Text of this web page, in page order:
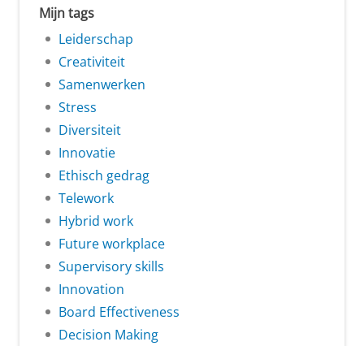
Mijn tags
Leiderschap
Creativiteit
Samenwerken
Stress
Diversiteit
Innovatie
Ethisch gedrag
Telework
Hybrid work
Future workplace
Supervisory skills
Innovation
Board Effectiveness
Decision Making